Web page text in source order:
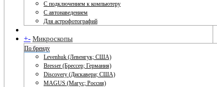
С подключением к компьютеру
С автонаведением
Для астрофотографий
+- Микроскопы
По бренду
Levenhuk (Левенгук; США)
Bresser (Брессер; Германия)
Discovery (Дискавери; США)
MAGUS (Магус; Россия)